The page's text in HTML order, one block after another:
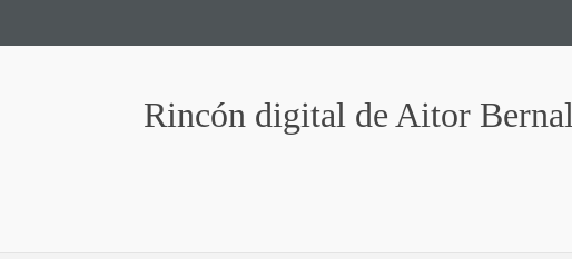
Rincón digital de Aitor Bernal